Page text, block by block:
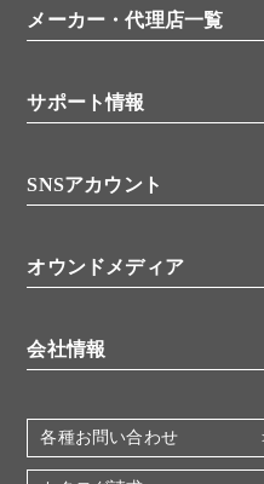
ウェビナー （オンラインセミ
学会・展示スケジュール
抗体
シグナル伝達
糖類／レクチン
分子生物
バイオメディカル(環境・食品
機器・消耗品
メーカー・代理店一覧
代理店
サポート情報
アプリケーションノート
書類ダウンロード
SNSアカウント
YouTube
オウンドメディア
会社情報
会社概要
地図・アクセス（本社）
各種お問い合わせ